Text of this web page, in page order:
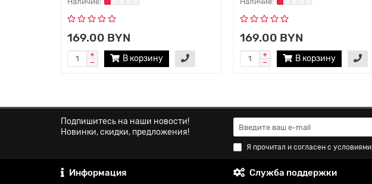
169.00 BYN
В корзину
169.00 BYN
В корзину
Подпишитесь на наши новости!
Новинки, скидки, предложения!
Я прочитал и согласен с условиями
Информация Служба поддержки